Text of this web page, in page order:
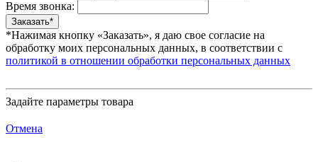
Время звонка:
*Нажимая кнопку «Заказать», я даю свое согласие на
обработку моих персональных данных, в соответствии с
политикой в отношении обработки персональных данных
Задайте параметры товара
Отмена